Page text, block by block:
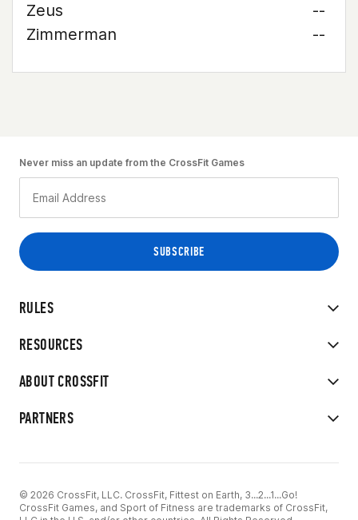
Zeus
--
Zimmerman
--
RULES
RESOURCES
ABOUT CROSSFIT
PARTNERS
Never miss an update from the CrossFit Games
© 2026 CrossFit, LLC. CrossFit, Fittest on Earth, 3...2...1...Go!
CrossFit Games, and Sport of Fitness are trademarks of CrossFit,